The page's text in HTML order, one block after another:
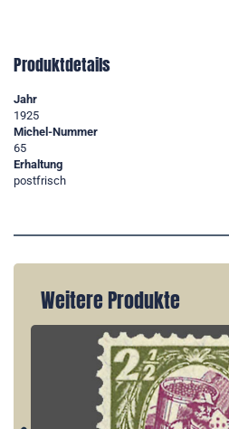
Produktdetails
Jahr
1925
Michel-Nummer
65
Erhaltung
postfrisch
Weitere Produkte